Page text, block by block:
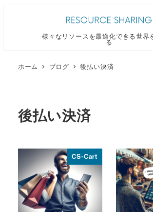
様々なリソースを最適化できる世界
る
ホーム ブログ 後払い決済
後払い決済
CS-Cart